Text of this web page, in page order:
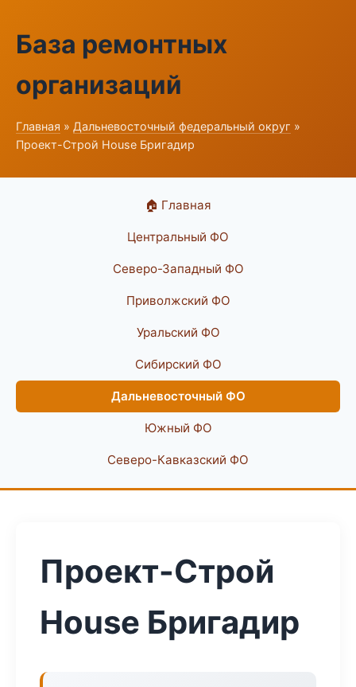
База ремонтных
организаций
Главная » Дальневосточный федеральный округ »
Проект-Строй House Бригадир
🏠 Главная
Центральный ФО
Северо-Западный ФО
Приволжский ФО
Уральский ФО
Сибирский ФО
Дальневосточный ФО
Южный ФО
Северо-Кавказский ФО
Проект-Строй
House Бригадир